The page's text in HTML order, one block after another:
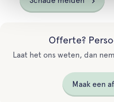
Offerte?
Laat het ons weten, dan
Maak een